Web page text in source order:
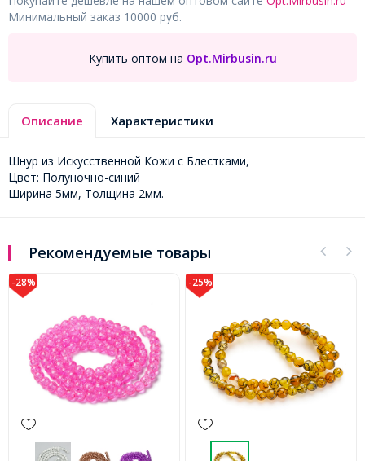
Минимальный заказ 10000 руб.
Купить оптом на Opt.Mirbusin.ru
Описание Характеристики
Шнур из Искусственной Кожи с Блестками,
Цвет: Полуночно-синий
Ширина 5мм, Толщина 2мм.
Рекомендуемые товары